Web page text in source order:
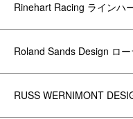
Rinehart Racing ラインハ
Roland Sands Design ロ
RUSS WERNIMONT